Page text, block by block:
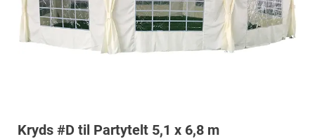
Kryds #D til Partytelt 5,1 x 6,8 m